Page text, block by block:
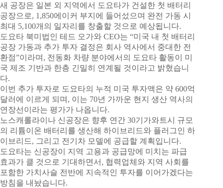
새 공장은 일본 외 지역에서 도요타가 건설한 첫 배터리
공장으로, 1,850에이커 부지에 들어섰으며 완전 가동 시
최대 5,100개의 일자리를 창출할 것으로 예상됩니다.
도요타 북미법인 테드 오가와 CEO는 “미국 내 첫 배터리
공장 가동과 추가 투자 결정은 회사 역사에서 중대한 전
환점”이라며, 전동화 차량 분야에서의 도요타 활동이 미
국 제조 기반과 한층 긴밀히 연계될 것이라고 밝혔습니
다.
이번 추가 투자로 도요타의 누적 미국 투자액은 약 600억
달러에 이르게 되며, 이는 70년 가까운 현지 생산 역사의
연장선이라는 평가가 나옵니다.
노스캐롤라이나 신공장은 향후 연간 30기가와트시 규모
의 리튬이온 배터리를 생산해 하이브리드와 플러그인 하
이브리드, 그리고 전기차 모델에 공급할 계획입니다.
도요타는 신공장이 지역 고용과 공급망에 미치는 파급
효과가 클 것으로 기대하면서, 협력업체와 지역 사회를
포함한 가치사슬 전반에 지속적인 투자를 이어가겠다는
방침을 내놨습니다.